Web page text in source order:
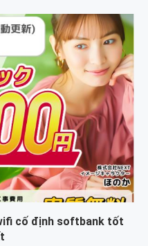
cố định softbank tốt